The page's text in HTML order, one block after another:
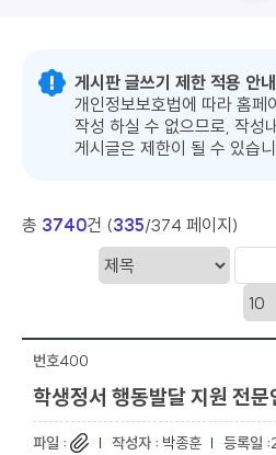
게시판 글쓰기 제한 적용 안내
개인정보보호법에 따라 홈페
작성 하실 수 없으므로, 작성
게시글은 제한이 될 수 있습
총 3740건 (335/374 페이지)
400
학생정서 행동발달 지원 전문
박종훈